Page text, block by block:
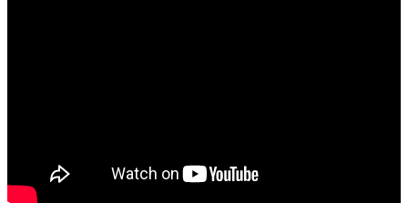
复如是，随其所施获其福报。（《优婆塞戒经》卷5）